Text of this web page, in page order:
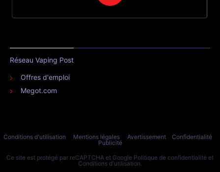
Réseau Vaping Post
Offres d'emploi
Megot.com
Conditions d'utilisation Mentions légales Avertissement
Confidentialité
Publicité
Ce site est protégé par reCAPTCHA et Google Politique de confidentialité et
Conditions d'utilisation.